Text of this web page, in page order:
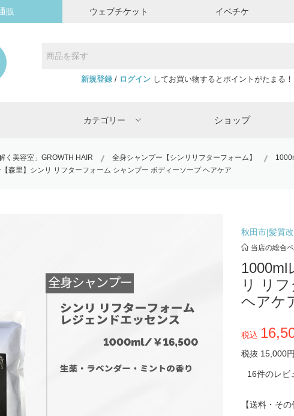
販 ウェブチケット イベチケ
新規登録/ ログインしてお買い物するとポイントがたまる！
カテゴリー ショップ
く美容室」GROWTH HAIR 全身シャンプー【シンリリフターフォーム】
森里】シンリ リフターフォーム シャンプー ボディーソープ ヘアケア
秋田市|髪質
当店の総合
1000ml
リ リ
ヘアケ
税込
税抜 15,000円
16件のレビ
【送料・その